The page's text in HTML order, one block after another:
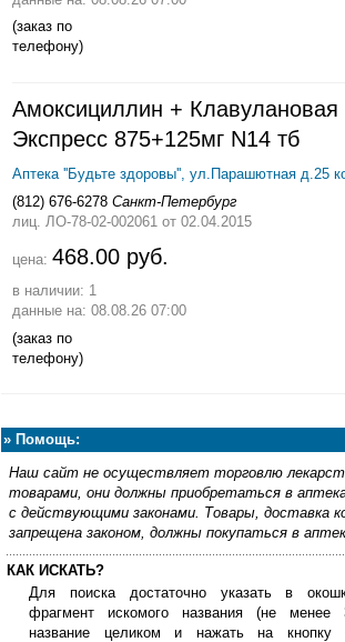
(заказ по
телефону)
Амоксициллин + Клавулановая
Экспресс 875+125мг N14 тб
Аптека ''Будьте здоровы'', ул.Парашютная д.25
(812) 676-6278 Санкт-Петербург
лиц. ЛО-78-02-002061 от 02.04.2015
цена: 468.00 руб.
в наличии: 1
данные на: 08.08.26 07:00
(заказ по
телефону)
» Помощь:
Наш сайт не осуществляет торговлю
товарами, они должны приобретаться в
с действующими законами. Товары, доставка
запрещена законом, должны покупаться в
КАК ИСКАТЬ?
Для поиска достаточно указать в
фрагмент искомого названия (не
название целиком и нажать на кнопку